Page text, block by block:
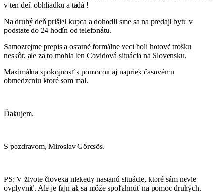
v ten deň obhliadku a tadá !
Na druhý deň prišiel kupca a dohodli sme sa na predaji bytu v
podstate do 24 hodín od telefonátu.
Samozrejme prepis a ostatné formálne veci boli hotové trošku
neskôr, ale za to mohla len Covidová situácia na Slovensku.
Maximálna spokojnosť s pomocou aj napriek časovému
obmedzeniu ktoré som mal.
Ďakujem.
S pozdravom, Miroslav Görcsös.
PS: V živote človeka niekedy nastanú situácie, ktoré sám nevie
ovplyvniť. Ale je fajn ak sa môže spoľahnúť na pomoc druhých.